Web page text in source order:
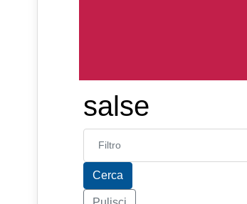
salse
Inserisci parte del titolo
Cerca